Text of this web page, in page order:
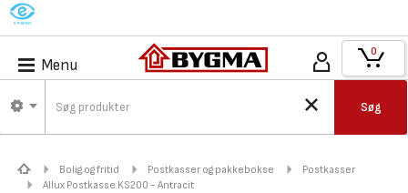
M
Menu
Søg
0
Bolig og fritid Postkasser og pakkebokse
Postkasser
Allux Postkasse KS200 - Antracit